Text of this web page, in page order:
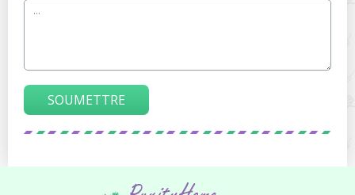
SOUMETTRE